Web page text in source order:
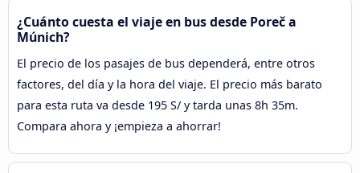
¿Cuánto cuesta el viaje en bus desde Poreč a
Múnich?
El precio de los pasajes de bus dependerá, entre otros
factores, del día y la hora del viaje. El precio más barato
para esta ruta va desde 195 S/ y tarda unas 8h 35m.
Compara ahora y ¡empieza a ahorrar!